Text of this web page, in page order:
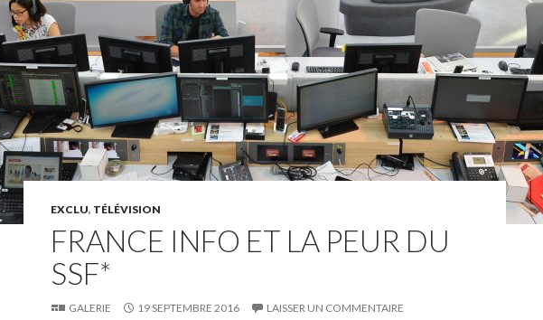
EXCLU, TÉLÉVISION
FRANCE INFO ET LA PEUR DU
SSF*
GALERIE 19 SEPTEMBRE 2016 LAISSER UN COMMENTAIRE